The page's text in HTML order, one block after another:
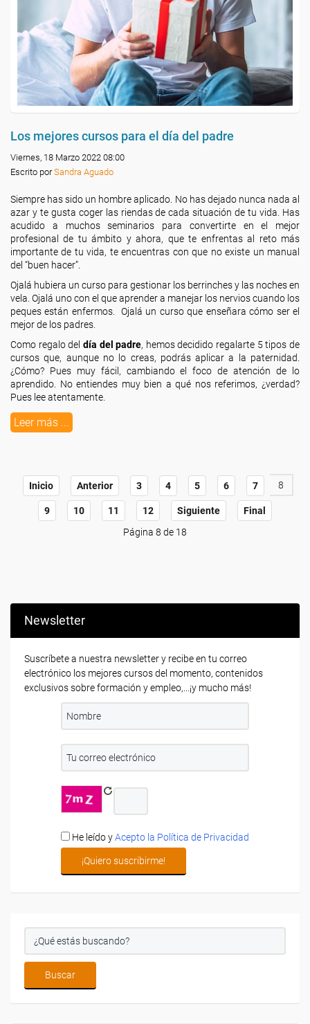
Los mejores cursos para el día del padre
Viernes, 18 Marzo 2022 08:00
Escrito porSandra Aguado
Siempre has sido un hombre aplicado. No has dejado nunca nada al
azar y te gusta coger las riendas de cada situación de tu vida. Has
acudido a muchos seminarios para convertirte en el mejor
profesional de tu ámbito y ahora, que te enfrentas al reto más
importante de tu vida, te encuentras con que no existe un manual
del “buen hacer”.
Ojalá hubiera un curso para gestionar los berrinches y las noches en
vela. Ojalá uno con el que aprender a manejar los nervios cuando los
peques están enfermos. Ojalá un curso que enseñara cómo ser el
mejor de los padres.
Como regalo del día del padre, hemos decidido regalarte 5 tipos de
cursos que, aunque no lo creas, podrás aplicar a la paternidad.
¿Cómo? Pues muy fácil, cambiando el foco de atención de lo
aprendido. No entiendes muy bien a qué nos referimos, ¿verdad?
Pues lee atentamente.
Leer más ...
Inicio Anterior 3 4 5 6 7 8
9 10 11 12 Siguiente
Final
Página 8 de 18
Newsletter
Suscríbete a nuestra newsletter y recibe en tu correo
electrónico los mejores cursos del momento, contenidos
exclusivos sobre formación y empleo,...¡y mucho más!
He leído yAcepto la Política de Privacidad